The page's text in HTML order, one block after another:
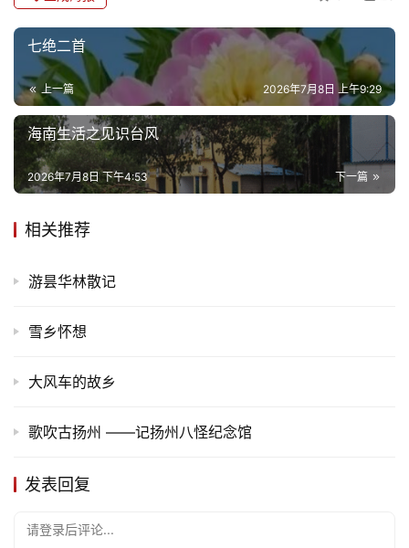
题
更
多
七绝二首
上一篇 2026年7月8日 上午9:29
海南生活之见识台风
下一篇
2026年7月8日 下午4:53
相关推荐
游昙华林散记
雪乡怀想
大风车的故乡
歌吹古扬州 ——记扬州八怪纪念馆
发表回复
请登录后评论...